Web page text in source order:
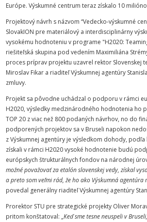
Európe. Výskumné centrum teraz získalo 10
Projektový návrh s názvom “Vedecko-výskumné
SlovakION pre materiálový a interdisciplinárny
vysokému hodnoteniu v programe "H2020:
riešiteľská skupina pod vedením Maximiliána
proces príprav projektu uzavrel rektor Slovenskej
Miroslav Fikar a riaditeľ Výskumnej agentúry
zmluvy.
Projekt sa pôvodne uchádzal o podporu v rámci
H2020, výsledky medzinárodného hodnotenia ho
TOP 20 z viac než 800 podaných návrhov, no do
podporených projektov sa v Bruseli napokon
z Výskumnej agentúry je výsledkom dohody,
získali v rámci H2020 vysoké hodnotenie budú
európskych štrukturálnych fondov na národnej
možné považovať za etalón slovenskej vedy, získal
a preto som veľmi rád, že ho ako Výskumná agentúra
povedal generálny riaditeľ Výskumnej agentúry
Prorektor STU pre strategické projekty Oliver
pritom konštatoval: „Keď sme tesne neuspeli v